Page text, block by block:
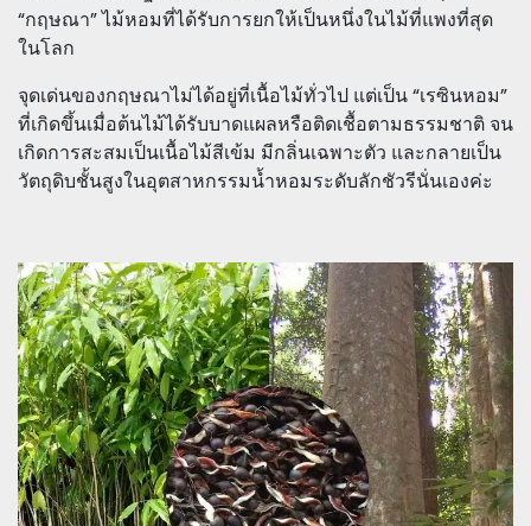
“กฤษณา” ไม้หอมที่ได้รับการยกให้เป็นหนึ่งในไม้ที่แพงที่สุด
ในโลก
จุดเด่นของกฤษณาไม่ได้อยู่ที่เนื้อไม้ทั่วไป แต่เป็น “เรซินหอม”
ที่เกิดขึ้นเมื่อต้นไม้ได้รับบาดแผลหรือติดเชื้อตามธรรมชาติ จน
เกิดการสะสมเป็นเนื้อไม้สีเข้ม มีกลิ่นเฉพาะตัว และกลายเป็น
วัตถุดิบชั้นสูงในอุตสาหกรรมน้ำหอมระดับลักชัวรีนั่นเองค่ะ